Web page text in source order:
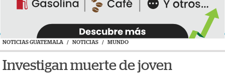
NOTICIAS GUATEMALA / NOTICIAS / MUNDO
Investigan muerte de joven